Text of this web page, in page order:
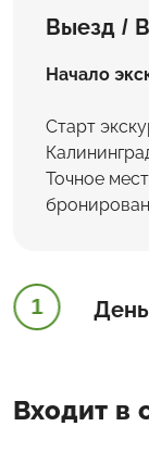
Выезд /
Начало
Старт
Точное
1
Входит в